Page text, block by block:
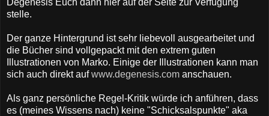
stelle.
Der ganze Hintergrund ist sehr liebevoll ausgearbeitet und
die Bücher sind vollgepackt mit den extrem guten
Illustrationen von Marko. Einige der Illustrationen kann man
sich auch direkt aufwww.degenesis.com anschauen.
Als ganz persönliche Regel-Kritik würde ich anführen, dass
es (meines Wissens nach) keine "Schicksalspunkte" aka